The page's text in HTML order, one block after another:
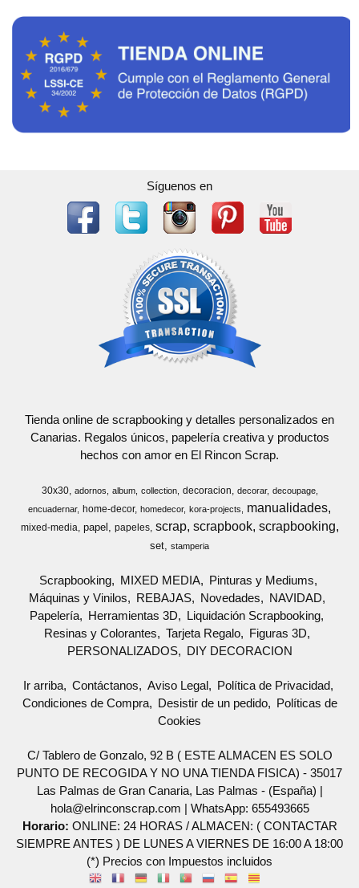
Síguenos en
Tienda online de scrapbooking y detalles personalizados en
Canarias. Regalos únicos, papelería creativa y productos
hechos con amor en El Rincon Scrap.
30x30 adornos album collection decoracion decorar
decoupage
encuadernar
home-decor homedecor kora-projects manualidades
mixed-media papel papeles scrap scrapbook scrapbooking
set stamperia
Scrapbooking MIXED MEDIA
Pinturas y Mediums
Máquinas y Vinilos
REBAJAS Novedades
NAVIDAD
Papelería
Herramientas 3D
Liquidación Scrapbooking
Resinas y Colorantes
Tarjeta Regalo
Figuras 3D
PERSONALIZADOS
DIY DECORACION
Ir arriba Contáctanos Aviso Legal
Política de Privacidad
Condiciones de Compra
Desistir de un pedido
Políticas de
Cookies
C/ Tablero de Gonzalo, 92 B ( ESTE ALMACEN ES SOLO
PUNTO DE RECOGIDA Y NO UNA TIENDA FISICA) - 35017
Las Palmas de Gran Canaria, Las Palmas - (España) |
hola@elrinconscrap.com | WhatsApp: 655493665
Horario: ONLINE: 24 HORAS / ALMACEN: ( CONTACTAR
SIEMPRE ANTES ) DE LUNES A VIERNES DE 16:00 A 18:00
(*) Precios con Impuestos incluidos